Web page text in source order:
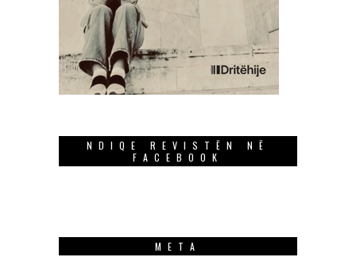
NDIQE REVISTËN NË
FACEBOOK
META